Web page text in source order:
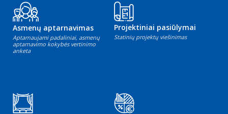
Asmenų aptarnavimas
Aptarnaujami padaliniai, asmenų
aptarnavimo kokybės vertinimo
anketa
Projektiniai pasiūlymai
Statinių projektų viešinimas